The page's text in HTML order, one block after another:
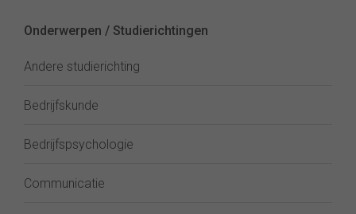
Onderwerpen / Studierichtingen
Andere studierichting
Bedrijfskunde
Bedrijfspsychologie
Communicatie